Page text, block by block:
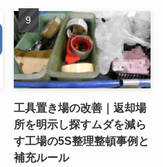
工具置き場の改善｜返却場
所を明示し探すムダを減ら
す工場の5S整理整頓事例と
補充ルール